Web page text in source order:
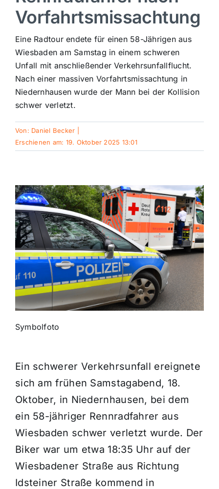
Sport
Kultur
Panorama
Galerie
Polizeimeldungen
Themen und Termine
Gewinnspiele
Vorfahrtsmissachtung
Eine Radtour endete für einen 58-Jährigen aus
Wiesbaden am Samstag in einem schweren
Unfall mit anschließender Verkehrsunfallflucht.
Nach einer massiven Vorfahrtsmissachtung in
Niedernhausen wurde der Mann bei der Kollision
schwer verletzt.
Von: Daniel Becker
Erschienen am: 19. Oktober 2025 13:01
Symbolfoto
Ein schwerer Verkehrsunfall ereignete
sich am frühen Samstagabend, 18.
Oktober, in Niedernhausen, bei dem
ein 58-jähriger Rennradfahrer aus
Wiesbaden schwer verletzt wurde. Der
Biker war um etwa 18:35 Uhr auf der
Wiesbadener Straße aus Richtung
Idsteiner Straße kommend in